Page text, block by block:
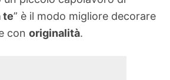
te” è il modo migliore decorare
con originalità.